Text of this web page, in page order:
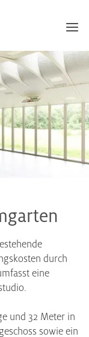
durch
eine
und 32 Meter in
sowie ein